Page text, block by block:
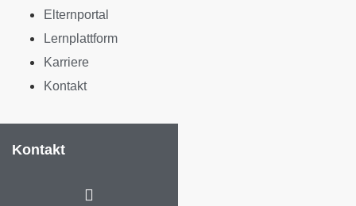
Elternportal
Lernplattform
Karriere
Kontakt
Kontakt